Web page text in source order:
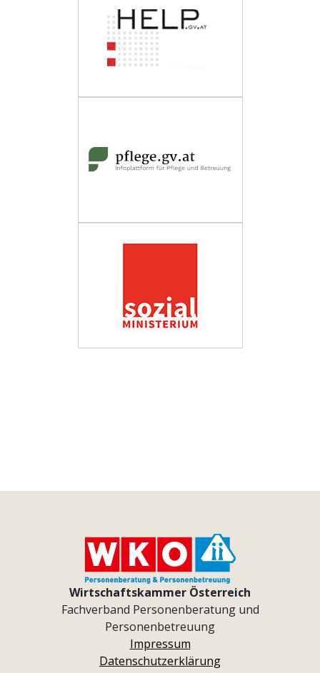
Wirtschaftskammer Österreich
Fachverband Personenberatung und
Personenbetreuung
Impressum
Datenschutzerklärung